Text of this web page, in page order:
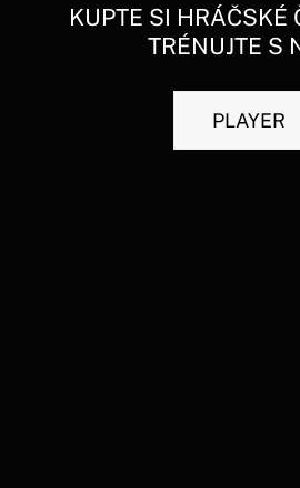
KUPTE SI HRÁČSKÉ
TRÉNUJTE S
PLAYER